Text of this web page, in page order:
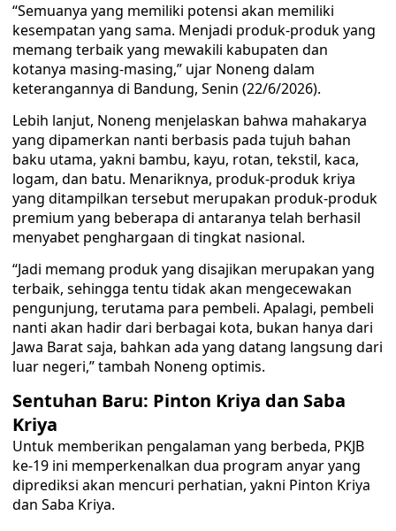
“Semuanya yang memiliki potensi akan memiliki
kesempatan yang sama. Menjadi produk-produk yang
memang terbaik yang mewakili kabupaten dan
kotanya masing-masing,” ujar Noneng dalam
keterangannya di Bandung, Senin (22/6/2026).
Lebih lanjut, Noneng menjelaskan bahwa mahakarya
yang dipamerkan nanti berbasis pada tujuh bahan
baku utama, yakni bambu, kayu, rotan, tekstil, kaca,
logam, dan batu. Menariknya, produk-produk kriya
yang ditampilkan tersebut merupakan produk-produk
premium yang beberapa di antaranya telah berhasil
menyabet penghargaan di tingkat nasional.
“Jadi memang produk yang disajikan merupakan yang
terbaik, sehingga tentu tidak akan mengecewakan
pengunjung, terutama para pembeli. Apalagi, pembeli
nanti akan hadir dari berbagai kota, bukan hanya dari
Jawa Barat saja, bahkan ada yang datang langsung dari
luar negeri,” tambah Noneng optimis.
Sentuhan Baru: Pinton Kriya dan Saba
Kriya
Untuk memberikan pengalaman yang berbeda, PKJB
ke-19 ini memperkenalkan dua program anyar yang
diprediksi akan mencuri perhatian, yakni Pinton Kriya
dan Saba Kriya.